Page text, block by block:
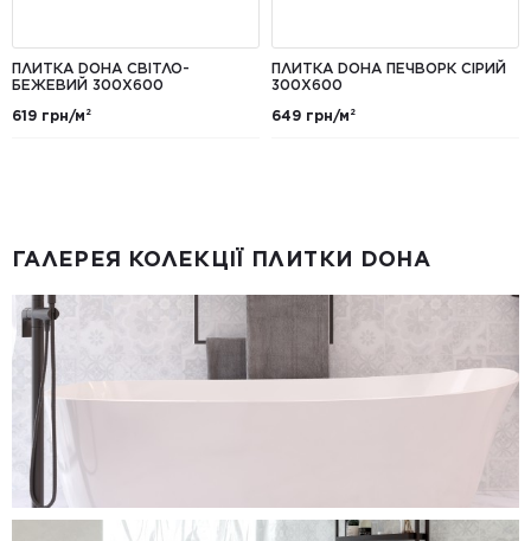
ПЛИТКА DOHA СВІТЛО-
БЕЖЕВИЙ 300Х600
619 грн/м²
ПЛИТКА DOHA ПЕЧВОРК СІРИЙ
300Х600
649 грн/м²
ГАЛЕРЕЯ КОЛЕКЦІЇ ПЛИТКИ DOHA